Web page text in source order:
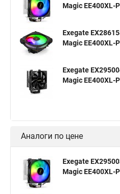
Magic EE400XL-
Exegate
Magic EE400XL-
Exegate
Magic EE400XL-
Аналоги по цене
Exegate
Magic EE400XL-